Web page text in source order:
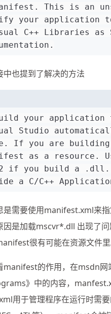
This is an
your application
C++ Libraries as
中也提到了解决的方法
your
Studio
If you are building
as a resource.
if you build a .dll.
a C/C++
是需要使用manifest.xml来
因是加载mscvr*.dll 出现了
很有可能在资源文件里
manifest的作用，在msdn
》中的内容，
用于管理程序在运行时需